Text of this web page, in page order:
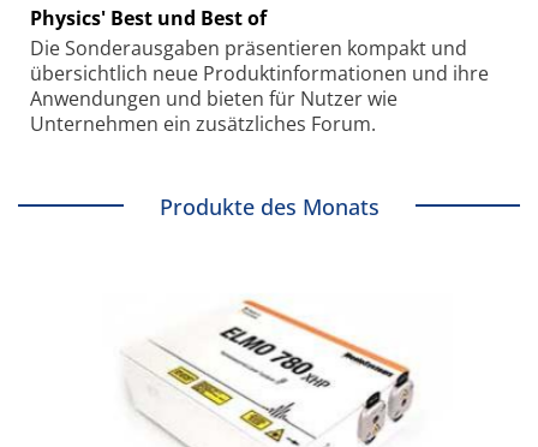
Physics' Best und Best of
Die Sonder­ausgaben präsentieren kompakt und
übersichtlich neue Produkt­informationen und ihre
Anwendungen und bieten für Nutzer wie
Unternehmen ein zusätzliches Forum.
Produkte des Monats